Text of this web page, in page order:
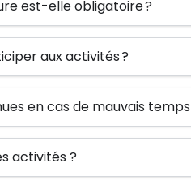
est-elle obligatoire ?
aux activités ?
en cas de mauvais temps
activités ?